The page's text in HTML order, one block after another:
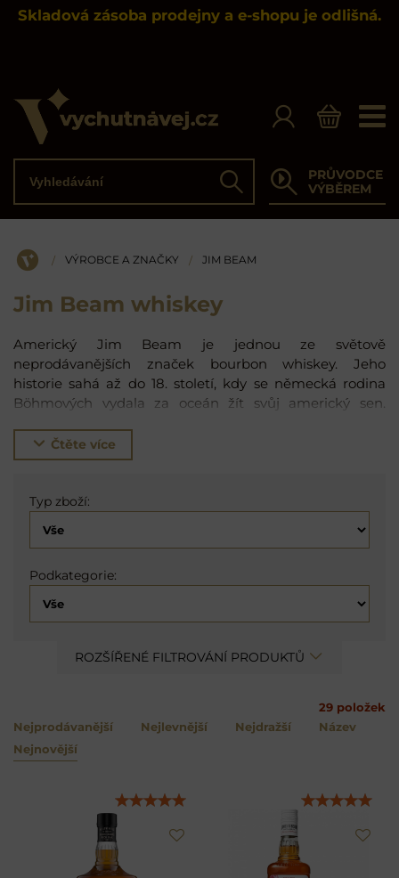
Skladová zásoba prodejny a e-shopu je odlišná.
Hledat
PRŮVODCE
VÝBĚREM
ÚVOD
/ VÝROBCE A ZNAČKY / JIM BEAM
Jim Beam whiskey
Americký Jim Beam je jednou ze světově
neprodávanějších značek bourbon whiskey. Jeho
historie sahá až do 18. století, kdy se německá rodina
Böhmových vydala za oceán žít svůj americký sen.
podmínkách Kentucky začali pěstovat kukuřici. A když
už máte spoustu kukuřice, co s ní lepšího, než vypálit.
podle rodinné receptury zpracovával přebytky kukuřice.
abychom byli přesní. Sladší, jemnější, s obsahem
vzkvétal. A přišla prohibice. Po jejím ukončení se
rodinný podnik postavil znovu na nohy a Jima Beama si
dnes můžete objednat prakticky v kterémkoli baru. Jen
Čtěte více
Typ zboží:
Podkategorie:
ROZŠÍŘENÉ FILTROVÁNÍ PRODUKTŮ
29 položek
Nejprodávanější
Nejlevnější Nejdražší
Název
Nejnovější